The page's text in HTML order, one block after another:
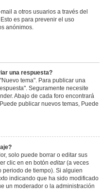
a otros usuarios a través del
es para prevenir el uso
anónimos.
una respuesta?
tema". Para publicar una
Seguramente necesite
Abajo de cada foro encontrará
publicar nuevos temas, Puede
solo puede borrar o editar sus
clic en en botón editar(a veces
periodo de tiempo). Si alguien
indicando que ha sido modificado
un moderador o la administración